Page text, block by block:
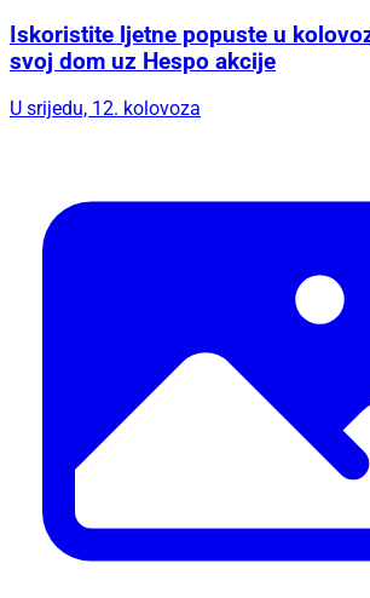
Iskoristite ljetne popuste u
svoj dom uz Hespo akcije
U srijedu, 12. kolovoza